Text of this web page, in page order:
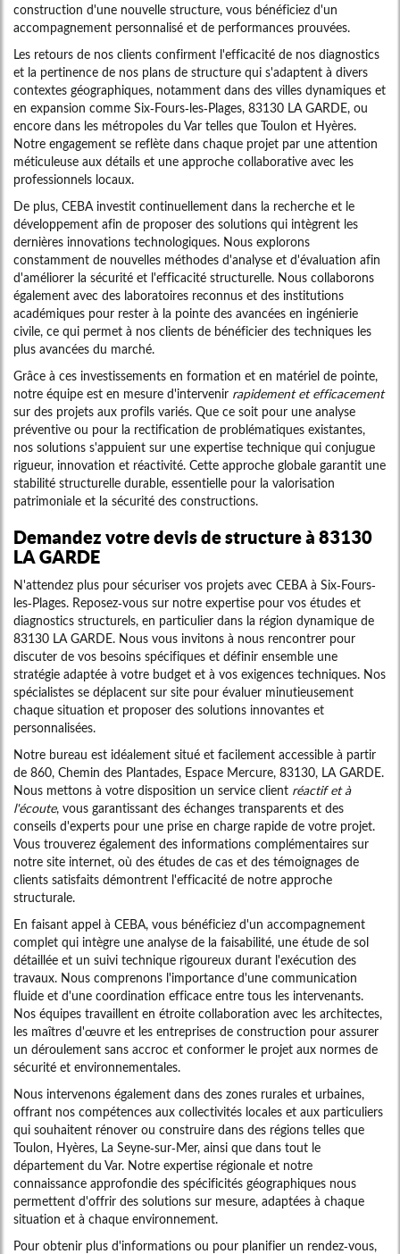
construction d'une nouvelle structure, vous bénéficiez d'un
accompagnement personnalisé et de performances prouvées.
Les retours de nos clients confirment l'efficacité de nos diagnostics
et la pertinence de nos plans de structure qui s'adaptent à divers
contextes géographiques, notamment dans des villes dynamiques et
en expansion comme Six-Fours-les-Plages, 83130 LA GARDE, ou
encore dans les métropoles du Var telles que Toulon et Hyères.
Notre engagement se reflète dans chaque projet par une attention
méticuleuse aux détails et une approche collaborative avec les
professionnels locaux.
De plus, CEBA investit continuellement dans la recherche et le
développement afin de proposer des solutions qui intègrent les
dernières innovations technologiques. Nous explorons
constamment de nouvelles méthodes d'analyse et d'évaluation afin
d'améliorer la sécurité et l'efficacité structurelle. Nous collaborons
également avec des laboratoires reconnus et des institutions
académiques pour rester à la pointe des avancées en ingénierie
civile, ce qui permet à nos clients de bénéficier des techniques les
plus avancées du marché.
Grâce à ces investissements en formation et en matériel de pointe,
notre équipe est en mesure d'intervenir rapidement et efficacement
sur des projets aux profils variés. Que ce soit pour une analyse
préventive ou pour la rectification de problématiques existantes,
nos solutions s'appuient sur une expertise technique qui conjugue
rigueur, innovation et réactivité. Cette approche globale garantit une
stabilité structurelle durable, essentielle pour la valorisation
patrimoniale et la sécurité des constructions.
Demandez votre devis de structure à 83130
LA GARDE
N'attendez plus pour sécuriser vos projets avec CEBA à Six-Fours-
les-Plages. Reposez-vous sur notre expertise pour vos études et
diagnostics structurels, en particulier dans la région dynamique de
83130 LA GARDE. Nous vous invitons à nous rencontrer pour
discuter de vos besoins spécifiques et définir ensemble une
stratégie adaptée à votre budget et à vos exigences techniques. Nos
spécialistes se déplacent sur site pour évaluer minutieusement
chaque situation et proposer des solutions innovantes et
personnalisées.
Notre bureau est idéalement situé et facilement accessible à partir
de 860, Chemin des Plantades, Espace Mercure, 83130, LA GARDE.
Nous mettons à votre disposition un service client réactif et à
l'écoute, vous garantissant des échanges transparents et des
conseils d'experts pour une prise en charge rapide de votre projet.
Vous trouverez également des informations complémentaires sur
notre site internet, où des études de cas et des témoignages de
clients satisfaits démontrent l'efficacité de notre approche
structurale.
En faisant appel à CEBA, vous bénéficiez d'un accompagnement
complet qui intègre une analyse de la faisabilité, une étude de sol
détaillée et un suivi technique rigoureux durant l'exécution des
travaux. Nous comprenons l'importance d'une communication
fluide et d'une coordination efficace entre tous les intervenants.
Nos équipes travaillent en étroite collaboration avec les architectes,
les maîtres d'œuvre et les entreprises de construction pour assurer
un déroulement sans accroc et conformer le projet aux normes de
sécurité et environnementales.
Nous intervenons également dans des zones rurales et urbaines,
offrant nos compétences aux collectivités locales et aux particuliers
qui souhaitent rénover ou construire dans des régions telles que
Toulon, Hyères, La Seyne-sur-Mer, ainsi que dans tout le
département du Var. Notre expertise régionale et notre
connaissance approfondie des spécificités géographiques nous
permettent d'offrir des solutions sur mesure, adaptées à chaque
situation et à chaque environnement.
Pour obtenir plus d'informations ou pour planifier un rendez-vous,